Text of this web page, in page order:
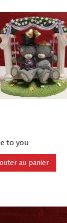
to you
au panier